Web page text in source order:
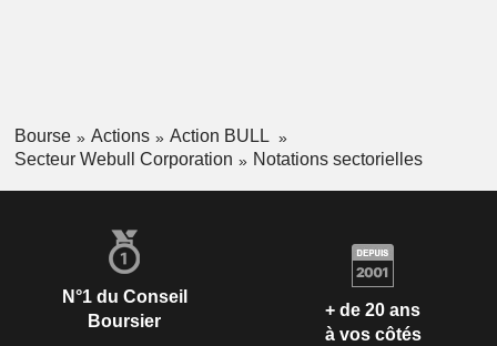
Bourse Actions
Action BULL
Secteur Webull Corporation
Notations sectorielles
N°1 du Conseil
Boursier
+ de 20 ans
à vos côtés